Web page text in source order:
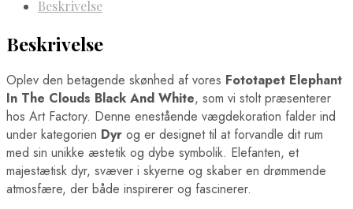
Viborg Plakater
Vordingborg Plakater
Danmarkskort Plakater
Europa Byer Plakater
Barcelona Plakater
Berlin Plakater
London Plakater
Madrid Plakater
Paris Plakater
Beskrivelse
Beskrivelse
Oplev den betagende skønhed af vores Fototapet Elephant
In The Clouds Black And White, som vi stolt præsenterer
hos Art Factory. Denne enestående vægdekoration falder ind
under kategorien Dyr og er designet til at forvandle dit rum
med sin unikke æstetik og dybe symbolik. Elefanten, et
majestætisk dyr, svæver i skyerne og skaber en drømmende
atmosfære, der både inspirerer og fascinerer.